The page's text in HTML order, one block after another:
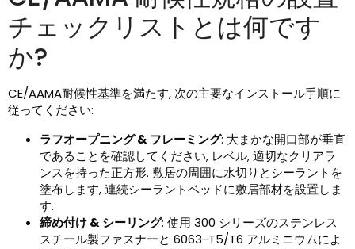
チェックリストとは何です
か?
CE/AAMA耐候性基準を満たす, 次の主要なインストール手順に
従ってください:
ラフオープニング & フレーミング: 大まかな開口部が垂直
であることを確認してください, レベル, 適切なクリアラ
ンスを持った正方形. 敷居の周囲に水切りとシーラントを
塗布します, 連続シーラントベッドに敷居部材を設置しま
す.
締め付け & シーリング: 使用 300 シリーズのステンレス
スチール製ファスナーと 6063-T5/T6 アルミニウムによ